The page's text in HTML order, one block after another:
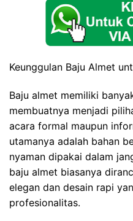
Keunggulan Baju Almet
Baju almet memiliki
membuatnya menjadi
acara formal maupun
utamanya adalah bahan
nyaman dipakai dalam
baju almet biasanya
elegan dan desain rapi
profesionalitas.